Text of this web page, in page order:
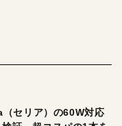
セリア）の60W対応